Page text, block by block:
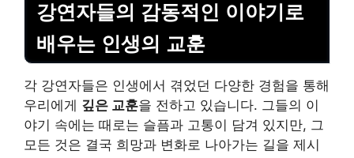
강연자들의 감동적인 이야기로
배우는 인생의 교훈
각 강연자들은 인생에서 겪었던 다양한 경험을 통해
우리에게 깊은 교훈을 전하고 있습니다. 그들의 이
야기 속에는 때로는 슬픔과 고통이 담겨 있지만, 그
모든 것은 결국 희망과 변화로 나아가는 길을 제시